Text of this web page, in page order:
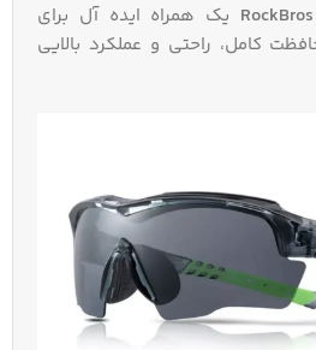
یک همراه ایده‌ آل برای
کامل، راحتی و عملکرد بالایی